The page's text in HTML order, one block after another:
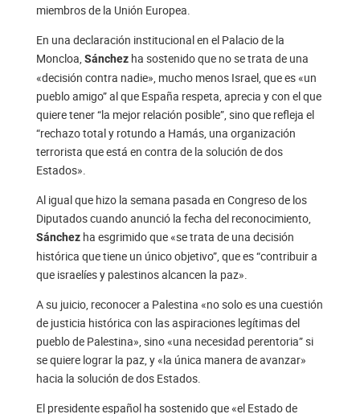
miembros de la Unión Europea.
En una declaración institucional en el Palacio de la
Moncloa, Sánchezha sostenido que no se trata de una
«decisión contra nadie», mucho menos Israel, que es «un
pueblo amigo” al que España respeta, aprecia y con el que
quiere tener “la mejor relación posible”, sino que refleja el
“rechazo total y rotundo a Hamás, una organización
terrorista que está en contra de la solución de dos
Estados».
Al igual que hizo la semana pasada en Congreso de los
Diputados cuando anunció la fecha del reconocimiento,
Sánchezha esgrimido que «se trata de una decisión
histórica que tiene un único objetivo”, que es “contribuir a
que israelíes y palestinos alcancen la paz».
A su juicio, reconocer a Palestina «no solo es una cuestión
de justicia histórica con las aspiraciones legítimas del
pueblo de Palestina», sino «una necesidad perentoria” si
se quiere lograr la paz, y «la única manera de avanzar»
hacia la solución de dos Estados.
El presidente español ha sostenido que «el Estado de